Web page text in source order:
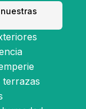
terrazas